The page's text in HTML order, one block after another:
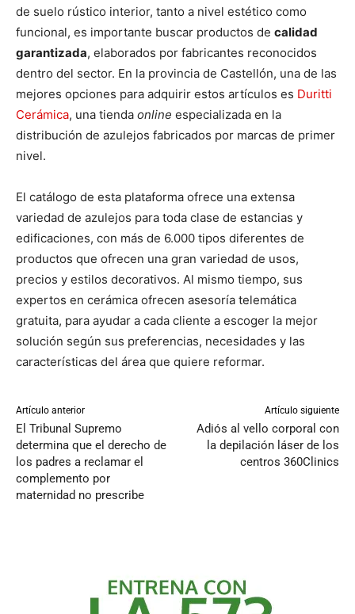
de suelo rústico interior, tanto a nivel estético como
funcional, es importante buscar productos de calidad
garantizada, elaborados por fabricantes reconocidos
dentro del sector. En la provincia de Castellón, una de las
mejores opciones para adquirir estos artículos es Duritti
Cerámica, una tienda online especializada en la
distribución de azulejos fabricados por marcas de primer
nivel.
El catálogo de esta plataforma ofrece una extensa
variedad de azulejos para toda clase de estancias y
edificaciones, con más de 6.000 tipos diferentes de
productos que ofrecen una gran variedad de usos,
precios y estilos decorativos. Al mismo tiempo, sus
expertos en cerámica ofrecen asesoría telemática
gratuita, para ayudar a cada cliente a escoger la mejor
solución según sus preferencias, necesidades y las
características del área que quiere reformar.
Artículo anterior
El Tribunal Supremo
determina que el derecho de
los padres a reclamar el
complemento por
maternidad no prescribe
Artículo siguiente
Adiós al vello corporal con
la depilación láser de los
centros 360Clinics